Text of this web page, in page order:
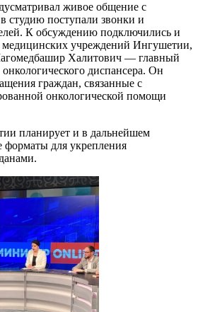
живое общение с
студию поступали звонки и
К обсуждению подключились и
медицинских учреждений Ингушетии,
Халитович — главный
диспансера. Он
граждан, связанные с
онкологической помощи
планирует и в дальнейшем
форматы для укрепления